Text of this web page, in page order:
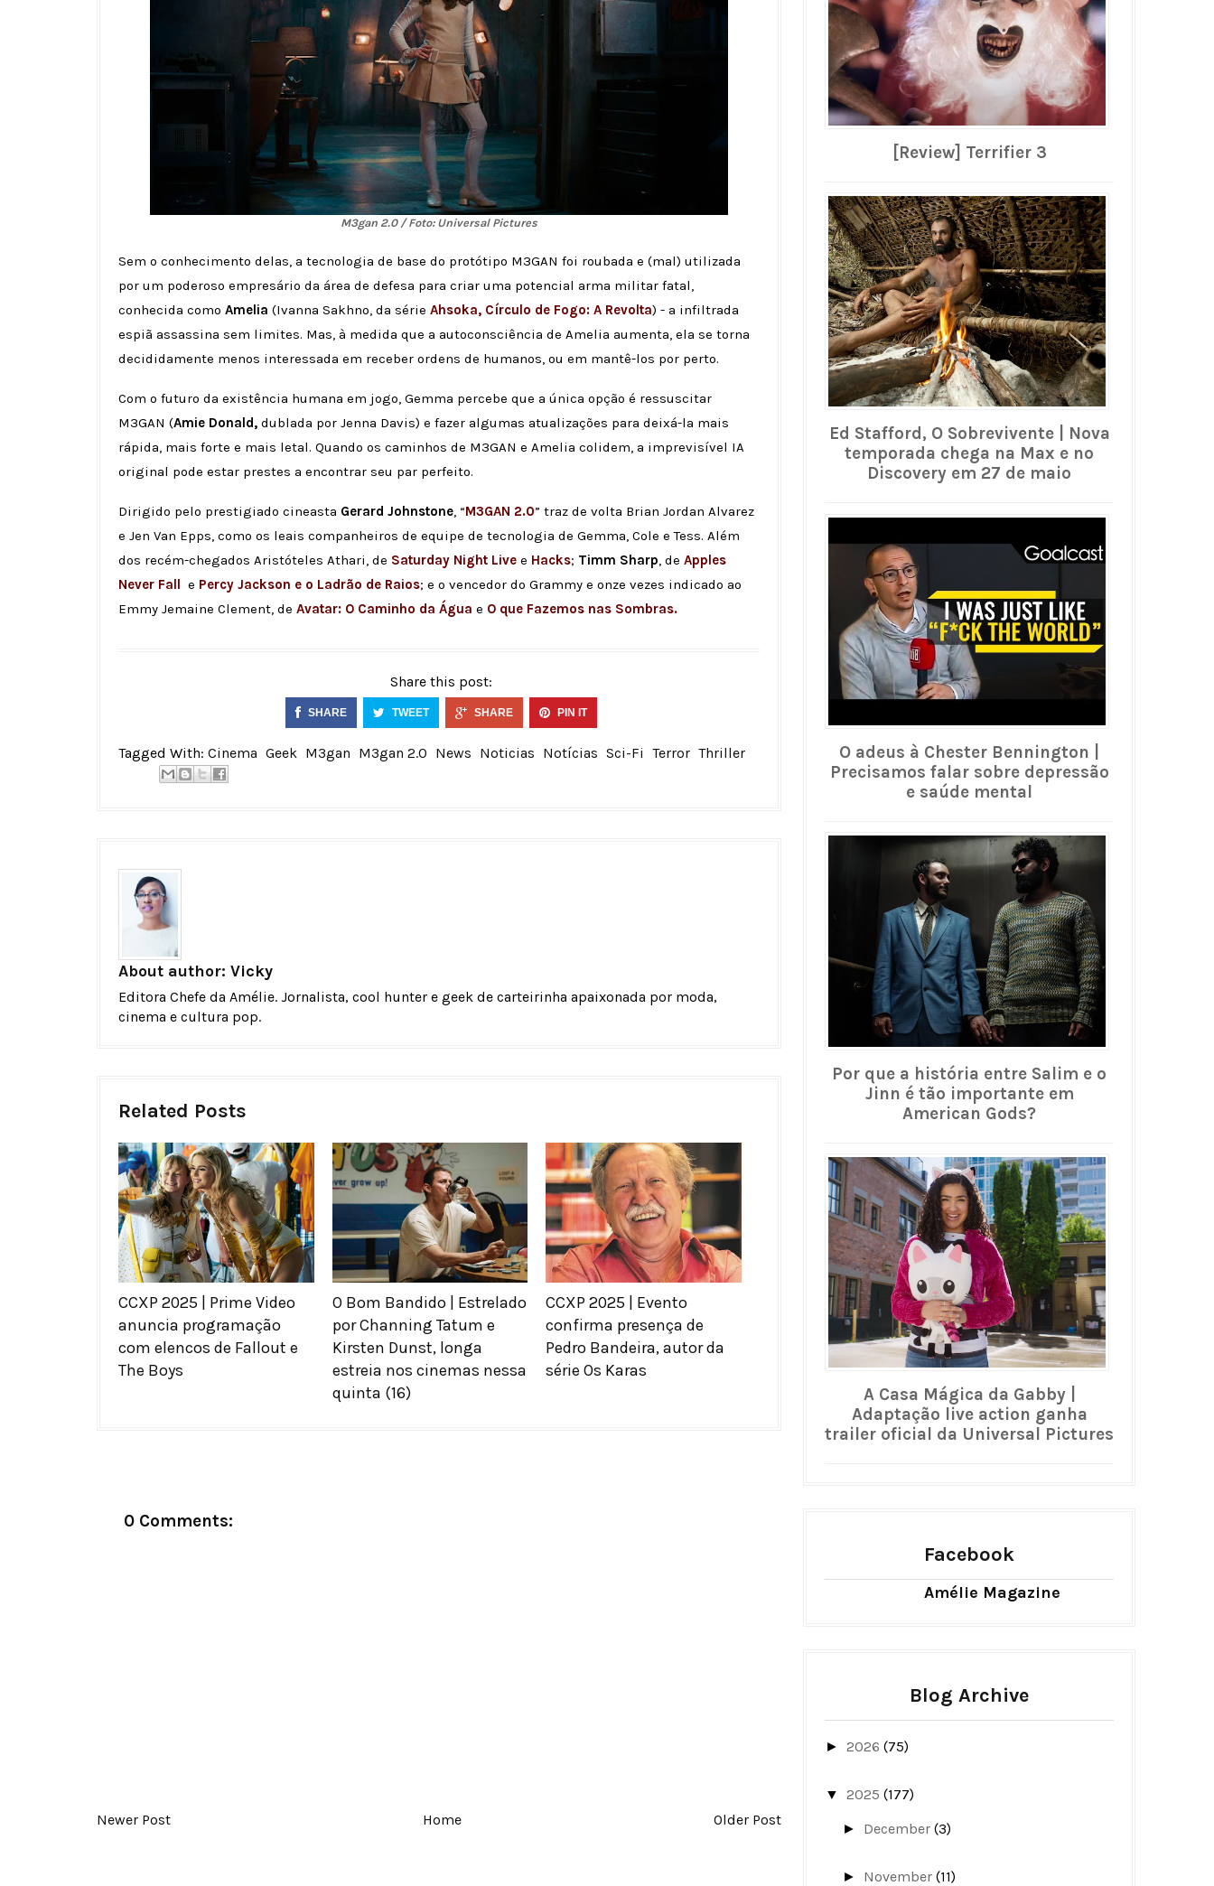
M3gan 2.0 / Foto: Universal Pictures
Sem o conhecimento delas, a tecnologia de base do protótipo M3GAN foi roubada e (mal) utilizada
por um poderoso empresário da área de defesa para criar uma potencial arma militar fatal,
conhecida como Amelia (Ivanna Sakhno, da série Ahsoka, Círculo de Fogo: A Revolta) - a infiltrada
espiã assassina sem limites. Mas, à medida que a autoconsciência de Amelia aumenta, ela se torna
decididamente menos interessada em receber ordens de humanos, ou em mantê-los por perto.
Com o futuro da existência humana em jogo, Gemma percebe que a única opção é ressuscitar
M3GAN (Amie Donald, dublada por Jenna Davis) e fazer algumas atualizações para deixá-la mais
rápida, mais forte e mais letal. Quando os caminhos de M3GAN e Amelia colidem, a imprevisível IA
original pode estar prestes a encontrar seu par perfeito.
Dirigido pelo prestigiado cineasta Gerard Johnstone, “M3GAN 2.0” traz de volta Brian Jordan Alvarez
e Jen Van Epps, como os leais companheiros de equipe de tecnologia de Gemma, Cole e Tess. Além
dos recém-chegados Aristóteles Athari, de Saturday Night Live e Hacks; Timm Sharp, de Apples
Never Fall e Percy Jackson e o Ladrão de Raios; e o vencedor do Grammy e onze vezes indicado ao
Emmy Jemaine Clement, de Avatar: O Caminho da Água e O que Fazemos nas Sombras.
Share this post:
SHARE TWEET SHARE PIN IT
Tagged With: Cinema Geek M3gan M3gan 2.0 News Noticias Notícias Sci-Fi Terror Thriller
About author: Vicky
Editora Chefe da Amélie. Jornalista, cool hunter e geek de carteirinha apaixonada por moda,
cinema e cultura pop.
Related Posts
CCXP 2025 | Prime Video
anuncia programação
com elencos de Fallout e
The Boys
O Bom Bandido | Estrelado
por Channing Tatum e
Kirsten Dunst, longa
estreia nos cinemas nessa
quinta (16)
CCXP 2025 | Evento
confirma presença de
Pedro Bandeira, autor da
série Os Karas
0 Comments:
Newer Post Home Older Post
[Review] Terrifier 3
Ed Stafford, O Sobrevivente | Nova
temporada chega na Max e no
Discovery em 27 de maio
O adeus à Chester Bennington |
Precisamos falar sobre depressão
e saúde mental
Por que a história entre Salim e o
Jinn é tão importante em
American Gods?
A Casa Mágica da Gabby |
Adaptação live action ganha
trailer oficial da Universal Pictures
Facebook
Amélie Magazine
Blog Archive
► 2026 (75)
▼ 2025 (177)
► December(3)
► November(11)